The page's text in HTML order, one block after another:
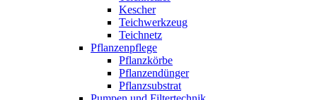
Kescher
Teichwerkzeug
Teichnetz
Pflanzenpflege
Pflanzkörbe
Pflanzendünger
Pflanzsubstrat